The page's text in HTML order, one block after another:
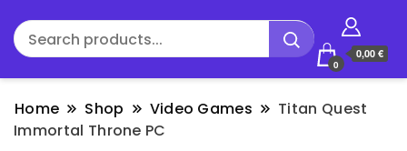
0
0,00 €
Home Shop Video Games
Titan Quest
Immortal Throne PC